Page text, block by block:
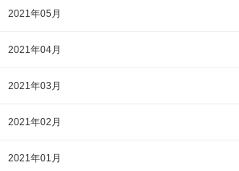
2021年05月
2021年04月
2021年03月
2021年02月
2021年01月